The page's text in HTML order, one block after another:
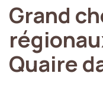
Grand
Quaire